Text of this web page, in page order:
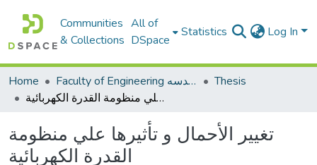
Communities
& Collections
All of
DSpace
Statistics Log In
Home Faculty of Engineering كلية الهندسه
Thesis
تغيير الأحمال و تأثيرها علي منظومة القدرة الكهربائية
تغيير الأحمال و تأثيرها علي منظومة
القدرة الكهربائية